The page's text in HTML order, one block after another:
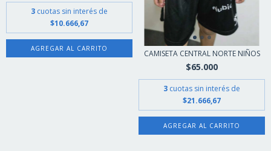
3 cuotas sin interés de
$10.666,67
AGREGAR AL CARRITO CAMISETA CENTRAL NORTE NIÑOS
$65.000
3 cuotas sin interés de
$21.666,67
AGREGAR AL CARRITO